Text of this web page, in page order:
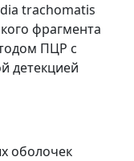
trachomatis
фрагмента
ПЦР с
детекцией
оболочек